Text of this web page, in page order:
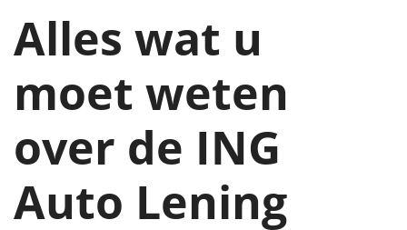
Alles wat u
moet weten
over de ING
Auto Lening